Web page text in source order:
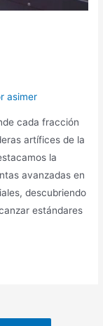
asimer
cada fracción
artífices de la
la
avanzadas en
descubriendo
estándares